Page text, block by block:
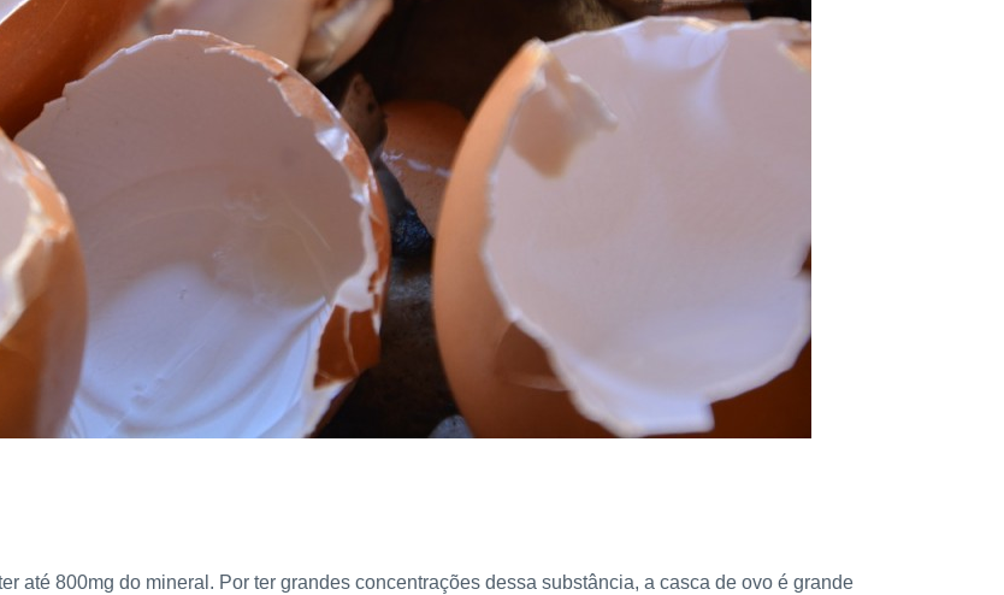
até 800mg do mineral. Por ter grandes concentrações dessa substância, a casca de ovo é grande